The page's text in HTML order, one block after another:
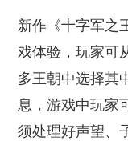
新作《十字军之
戏体验，玩家可
多王朝中选择其
息，游戏中玩家
须处理好声望、